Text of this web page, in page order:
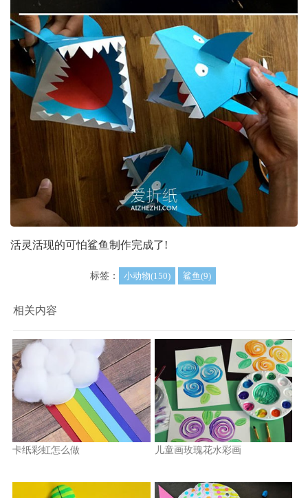
活灵活现的可怕鲨鱼制作完成了!
标签： 小动物(150) 鲨鱼(9)
相关内容
卡纸彩虹怎么做 儿童画玫瑰花水彩画